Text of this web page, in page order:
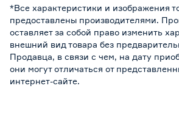
*Все характеристики и изображения
предоставлены производителями.
оставляет за собой право изменить
внешний вид товара без
Продавца, в связи с чем, на дату
они могут отличаться от
интернет-сайте.